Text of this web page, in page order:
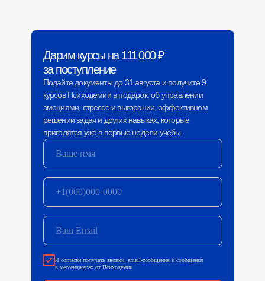
Дарим курсы на 111 000 ₽
за поступление
Подайте документы до 31 августа и получите 9
курсов Психодемии в подарок: об управлении
эмоциями, стрессе и выгорании, эффективном
решении задач и других навыках, которые
пригодятся уже в первые недели учебы.
Я согласен получать звонки, email-сообщения и сообщения
в мессенджерах от Психодемии